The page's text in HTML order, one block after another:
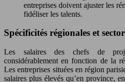
entreprises doivent ajuster les
fidéliser les talents.
Spécificités régionales et
Les salaires des chefs de
considérablement en fonction de la
Les entreprises situées en région
salaires plus élevés qu’en province,